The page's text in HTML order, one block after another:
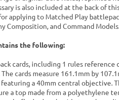
is also included at the back of
applying to Matched Play
Composition, and Command Models.
the following:
cards, including 1 rules reference
cards measure 161.1mm by
a 40mm central objective.
a top made from a polyethylene